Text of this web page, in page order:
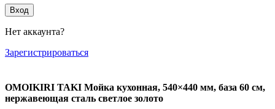
Вход
Нет аккаунта?
Зарегистрироваться
OMOIKIRI TAKI Мойка кухонная, 540×440 мм, база 60 см,
нержавеющая сталь светлое золото